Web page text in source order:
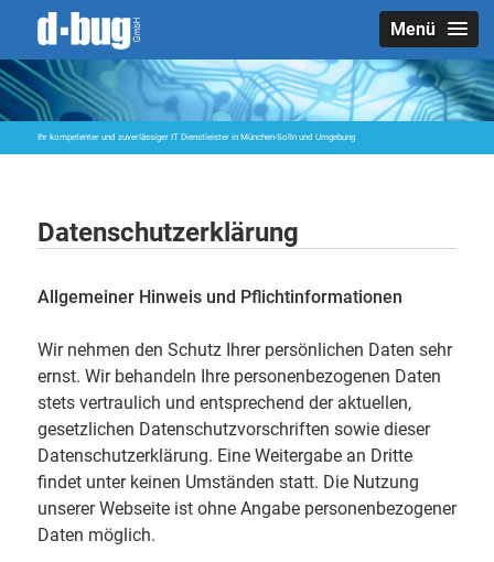
Menü
Ihr kompetenter und zuverlässiger IT Dienstleister in München-Solln und Umgebung
Datenschutzerklärung
Allgemeiner Hinweis und Pflichtinformationen
Wir nehmen den Schutz Ihrer persönlichen Daten sehr
ernst. Wir behandeln Ihre personenbezogenen Daten
stets vertraulich und entsprechend der aktuellen,
gesetzlichen Datenschutzvorschriften sowie dieser
Datenschutzerklärung. Eine Weitergabe an Dritte
findet unter keinen Umständen statt. Die Nutzung
unserer Webseite ist ohne Angabe personenbezogener
Daten möglich.